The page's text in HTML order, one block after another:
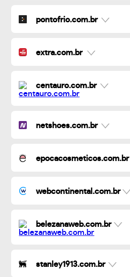
pontofrio.com.br
extra.com.br
centauro.com.br
netshoes.com.br
epocacosmeticos.com.br
webcontinental.com.br
belezanaweb.com.br
stanley1913.com.br